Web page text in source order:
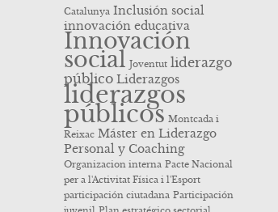
Catalunya Inclusión social
innovación educativa
Innovación
social Joventut liderazgo
público Liderazgos
liderazgos
públicos Montcada i
Reixac Máster en Liderazgo
Personal y Coaching
Organizacion interna Pacte Nacional
per a l'Activitat Física i l'Esport
participación ciutadana Participación